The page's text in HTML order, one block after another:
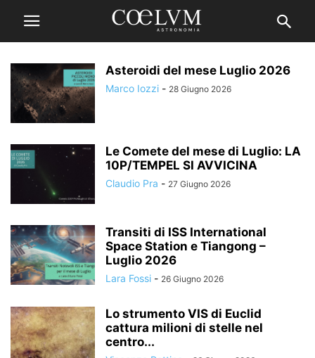
Asteroidi del mese Luglio 2026
Marco Iozzi - 28 Giugno 2026
Le Comete del mese di Luglio: LA
10P/TEMPEL SI AVVICINA
Claudio Pra - 27 Giugno 2026
Transiti di ISS International
Space Station e Tiangong –
Luglio 2026
Lara Fossi - 26 Giugno 2026
Lo strumento VIS di Euclid
cattura milioni di stelle nel
centro...